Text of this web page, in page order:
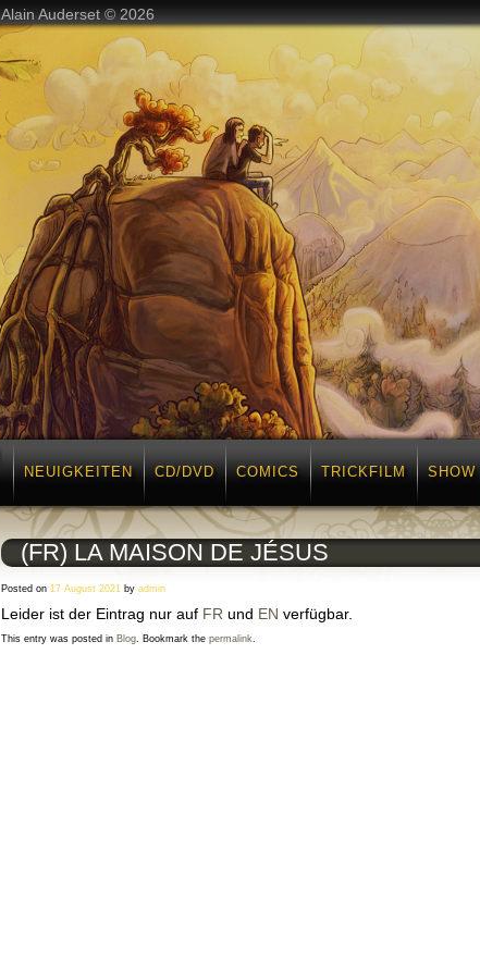
Alain Auderset © 2026
NEUIGKEITEN CD/DVD COMICS TRICKFILM SHOW
(FR) LA MAISON DE JÉSUS
Posted on 17 August 2021 by admin
Leider ist der Eintrag nur auf FR und EN verfügbar.
This entry was posted in Blog. Bookmark the permalink.